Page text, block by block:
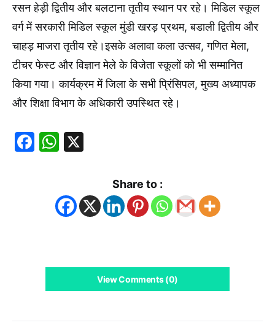
रसन हेड़ी द्वितीय और बलटाना तृतीय स्थान पर रहे। मिडिल स्कूल
वर्ग में सरकारी मिडिल स्कूल मुंडी खरड़ प्रथम, बडाली द्वितीय और
चाहड़ माजरा तृतीय रहे।इसके अलावा कला उत्सव, गणित मेला,
टीचर फेस्ट और विज्ञान मेले के विजेता स्कूलों को भी सम्मानित
किया गया। कार्यक्रम में जिला के सभी प्रिंसिपल, मुख्य अध्यापक
और शिक्षा विभाग के अधिकारी उपस्थित रहे।
Facebook
WhatsApp
Share to :
View Comments (0)